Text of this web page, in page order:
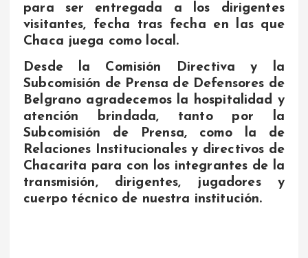
para ser entregada a los dirigentes
visitantes, fecha tras fecha en las que
Chaca juega como local.
Desde la Comisión Directiva y la
Subcomisión de Prensa de Defensores de
Belgrano agradecemos la hospitalidad y
atención brindada, tanto por la
Subcomisión de Prensa, como la de
Relaciones Institucionales y directivos de
Chacarita para con los integrantes de la
transmisión, dirigentes, jugadores y
cuerpo técnico de nuestra institución.